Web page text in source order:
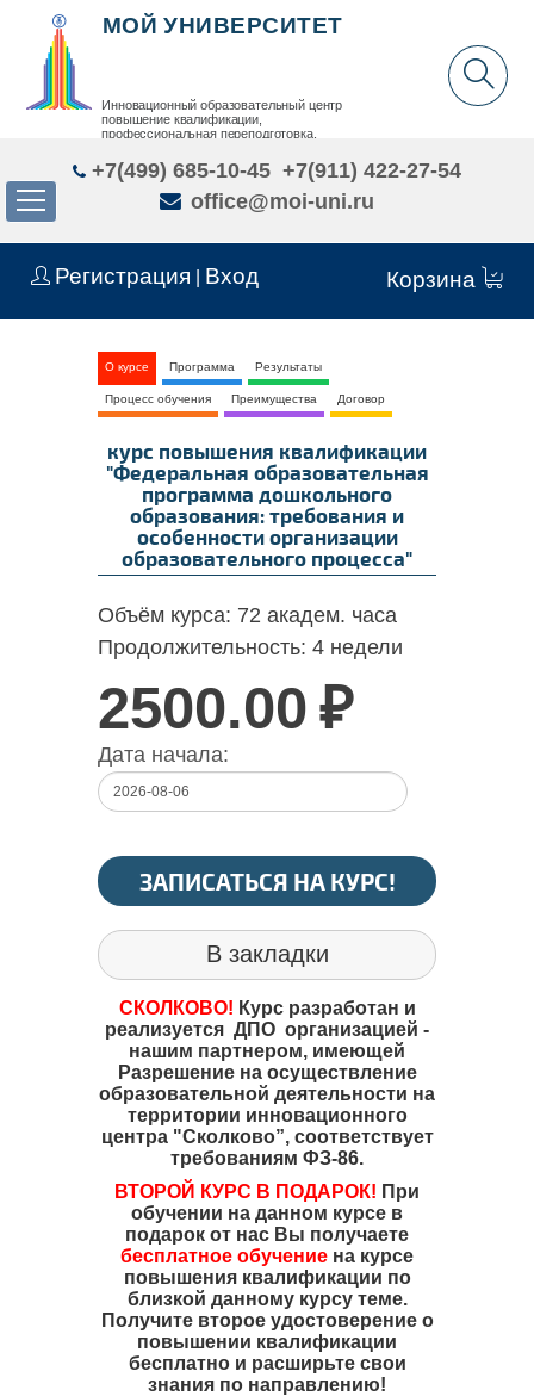
Регистрация Вход Корзина
МОЙ УНИВЕРСИТЕТ
Инновационный образовательный центр
повышение квалификации,
профессиональная переподготовка,
+7(499) 685-10-45 +7(911) 422-27-54
office@moi-uni.ru
О курсе Программа Результаты
Процесс обучения Преимущества Договор
курс повышения квалификации
"Федеральная образовательная
программа дошкольного
образования: требования и
особенности организации
образовательного процесса"
Объём курса: 72 академ. часа
Продолжительность: 4 недели
2500.00 ₽
Дата начала:
ЗАПИСАТЬСЯ НА КУРС!
В закладки
СКОЛКОВО! Курс разработан и
реализуется ДПО организацией -
нашим партнером, имеющей
Разрешение на осуществление
образовательной деятельности на
территории инновационного
центра "Сколково”, соответствует
требованиям ФЗ-86.
ВТОРОЙ КУРС В ПОДАРОК! При
обучении на данном курсе в
подарок от нас Вы получаете
бесплатное обучение на курсе
повышения квалификации по
близкой данному курсу теме.
Получите второе удостоверение о
повышении квалификации
бесплатно и расширьте свои
знания по направлению!